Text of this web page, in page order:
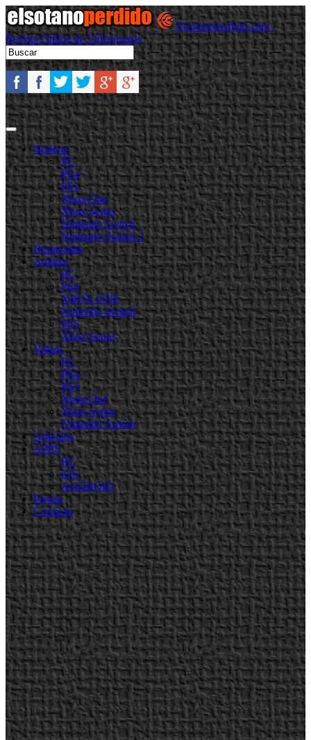
Elsotanoperdido.com -
Revista Online de Videojuegos
Noticias
PC
PS4
PS5
Xbox One
Xbox Series
Nintendo Switch
Nintendo Switch 2
Destacadas
Análisis
PC
PS4
XBOX ONE
Nintendo Switch
PS5
Xbox Series
Videos
PC
PS4
PS5
Xbox One
Xbox Series
Nintendo Switch
Artículos
APPS
PC
iOS
ANDROID
Prensa
Contacto